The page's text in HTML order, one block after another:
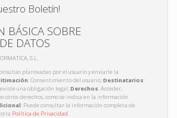
Boletín!
BÁSICA SOBRE
DATOS
S.L.
planteadas por el usuario y enviarle la
: Consentimiento del usuario;Destinatarios:
una obligación legal;Derechos: Acceder,
otros derechos, como se indica en la información
: Puede consultar la información completa de
Política de Privacidad.